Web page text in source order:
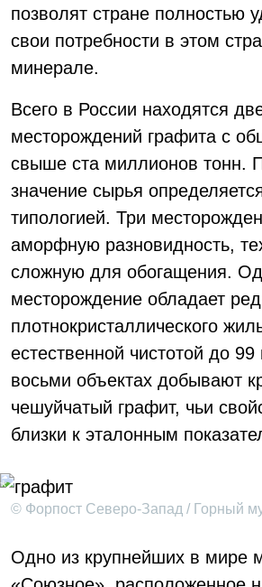
позволят стране полностью
свои потребности в этом
минерале.
Всего в России находятся
месторождений графита с
свыше ста миллионов тонн.
значение сырья
типологией. Три
аморфную разновидность,
сложную для обогащения.
месторождение обладает
плотнокристаллического
естественной чистотой до
восьми объектах добывают
чешуйчатый графит, чьи
близки к эталонным
© Форпост Северо-Запад / Горный
Одно из крупнейших в мире